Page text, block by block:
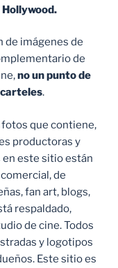
Hollywood.
de imágenes de
de
no un punto de
.
que contiene,
productoras y
en este sitio están
comercial, de
fan art, blogs,
respaldado,
de cine. Todos
y logotipos
Este sitio es